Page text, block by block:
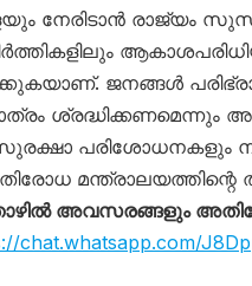
നേരിടാൻ രാജ്യം
ജനങ്ങൾ
ശ്രദ്ധിക്കണമെന്നും
പരിശോധനകളും
മന്ത്രാലയത്തിന്റെ
അവസരങ്ങളും
chat.whatsapp.com/